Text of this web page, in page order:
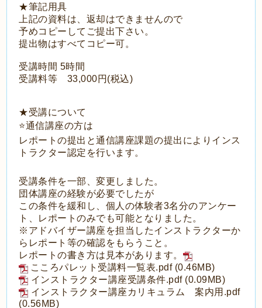
★筆記用具
上記の資料は、返却はできませんので
予めコピーしてご提出下さい。
提出物はすべてコピー可。
受講時間 5時間
受講料等 33,000円(税込)
★受講について
⭐️通信講座の方は
レポートの提出と通信講座課題の提出により インス
トラクター認定を行います。
受講条件を一部、変更しました。
団体講座の経験が必要でしたが
この条件を緩和し、個人の体験者3名分のアンケー
ト、レポートのみでも可能となりました。
※アドバイザー講座を担当したインストラクターか
ら レポート等の確認をもらうこと。
レポートの書き方は見本があります。
こころパレット受講料一覧表.pdf(0.46MB)
インストラクター講座受講条件.pdf(0.09MB)
インストラクター講座カリキュラム 案内用.pdf
(0.56MB)